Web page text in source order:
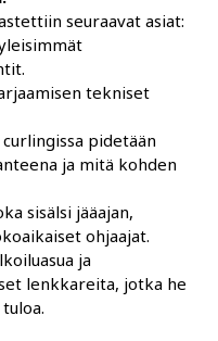
seuraavat asiat:
tekniset
pidetään
ja mitä kohden
sisälsi jääajan,
ohjaajat.
ja
lenkkareita, jotka he